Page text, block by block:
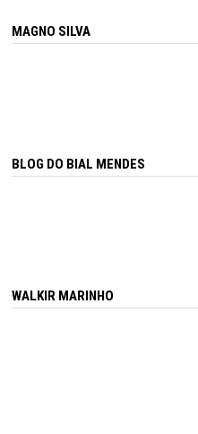
MAGNO SILVA
BLOG DO BIAL MENDES
WALKIR MARINHO